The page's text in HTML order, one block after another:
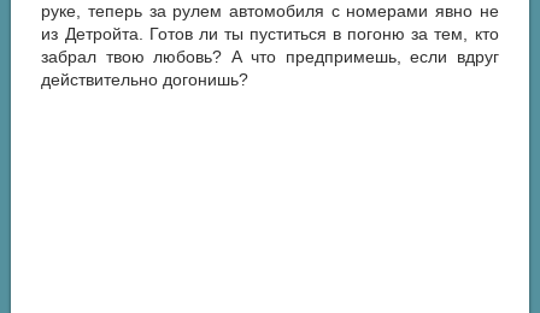
руке, теперь за рулем автомобиля с номерами явно не
из Детройта. Готов ли ты пуститься в погоню за тем, кто
забрал твою любовь? А что предпримешь, если вдруг
действительно догонишь?